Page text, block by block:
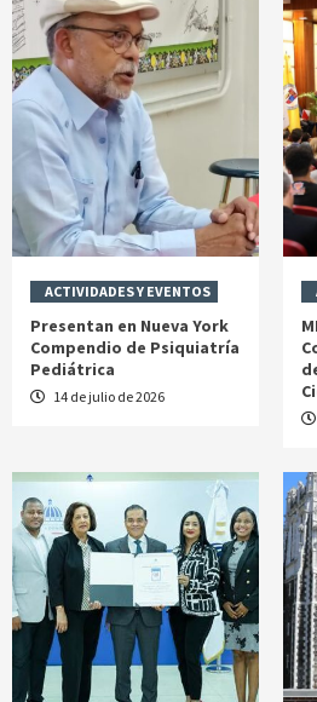
ACTIVIDADES Y EVENTOS
Presentan en Nueva York
Compendio de Psiquiatría
Pediátrica
14 de julio de 2026